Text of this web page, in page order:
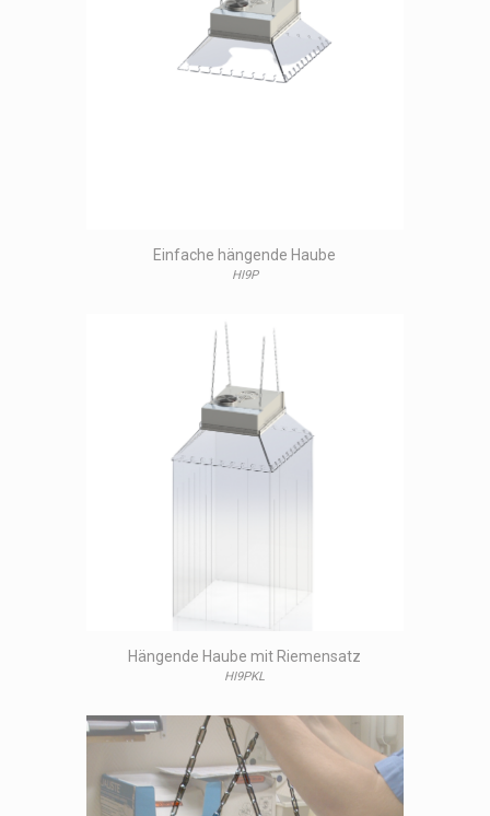
Einfache hängende Haube
HI9P
Hängende Haube mit Riemensatz
HI9PKL